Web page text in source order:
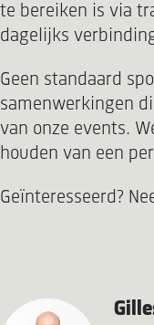
te bereiken is via
dagelijks
Geen standaard
samenwerkingen
van onze events.
houden van een
Geïnteresseerd?